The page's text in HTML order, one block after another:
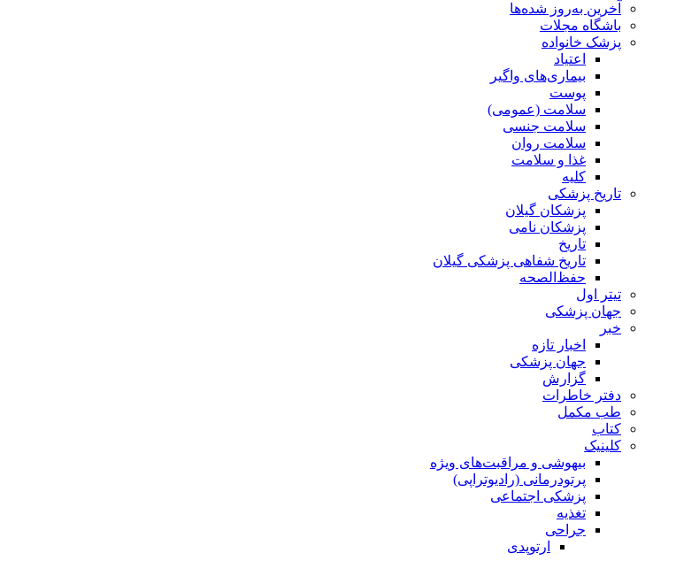
آخرین به‌روز شده‌ها
باشگاه مجلات
پزشک خانواده
اعتیاد
بیماری‌های واگیر
پوست
سلامت (عمومی)
سلامت جنسی
سلامت روان
غذا و سلامت
کلیه
تاریخ پزشکی
پزشکان گیلان
پزشکان نامی
تاریخ
تاریخ شفاهی پزشکی گیلان
حفظ‌الصحه
تیتر اول
جهان پزشکی
خبر
اخبار تازه
جهان پزشکی
گزارش
دفتر خاطرات
طب مکمل
کتاب
کلینیک
بیهوشی و مراقبت‌های ویژه
پرتودرمانی (رادیوتراپی)
پزشکی اجتماعی
تغذیه
جراحی
ارتوپدی